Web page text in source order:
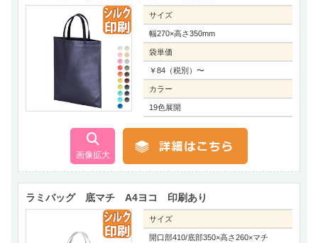
サイズ
幅270×高さ350mm
袋単価
￥84（税別）〜
カラー
19色展開
ラミバッグ 底マチ A4ヨコ 印刷あり
サイズ
開口部410/底部350×高さ260×マチ